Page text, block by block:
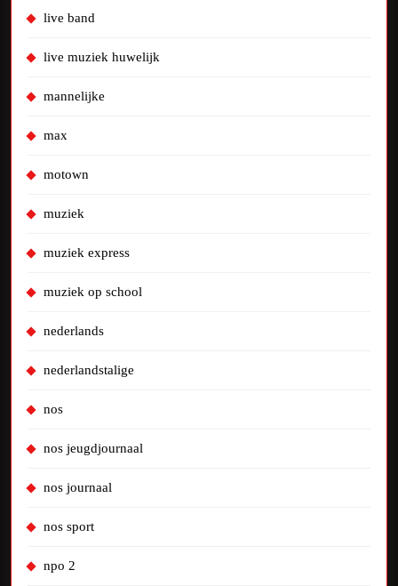
live band
live muziek huwelijk
mannelijke
max
motown
muziek
muziek express
muziek op school
nederlands
nederlandstalige
nos
nos jeugdjournaal
nos journaal
nos sport
npo 2